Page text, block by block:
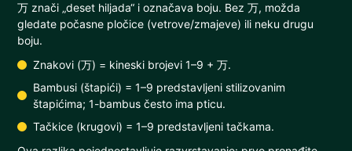
万 znači „deset hiljada“ i označava boju. Bez 万, možda
gledate počasne pločice (vetrove/zmajeve) ili neku drugu
boju.
Znakovi (万) = kineski brojevi 1–9 + 万.
Bambusi (štapići) = 1–9 predstavljeni stilizovanim
štapićima; 1-bambus često ima pticu.
Tačkice (krugovi) = 1–9 predstavljeni tačkama.